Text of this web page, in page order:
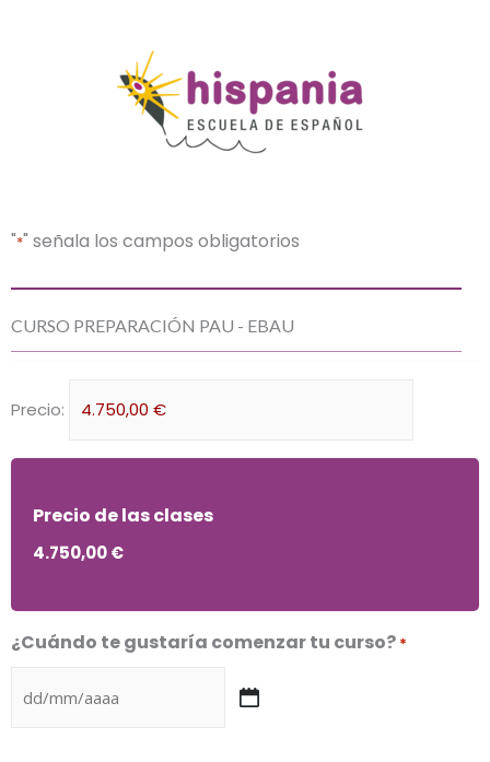
"*" señala los campos obligatorios
CURSO PREPARACIÓN PAU - EBAU
PAU:
Precio:
Precio de las clases
4.750,00 €
¿Cuándo te gustaría comenzar tu curso? *
barra
MM
AAAA
barra
MM
AAAA